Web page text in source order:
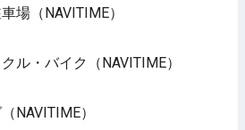
場（NAVITIME）
ル・バイク（NAVITIME）
NAVITIME）